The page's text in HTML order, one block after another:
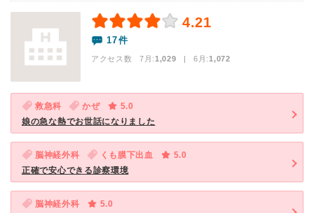
4.21
17件
アクセス数 7月:1,029 | 6月:1,072
救急科 かぜ
5.0
娘の急な熱でお世話になりました
脳神経外科 くも膜下出血
5.0
正確で安心できる診察環境
脳神経外科 5.0